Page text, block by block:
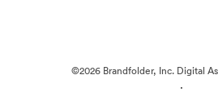
©2026 Brandfolder, Inc. Digital
·